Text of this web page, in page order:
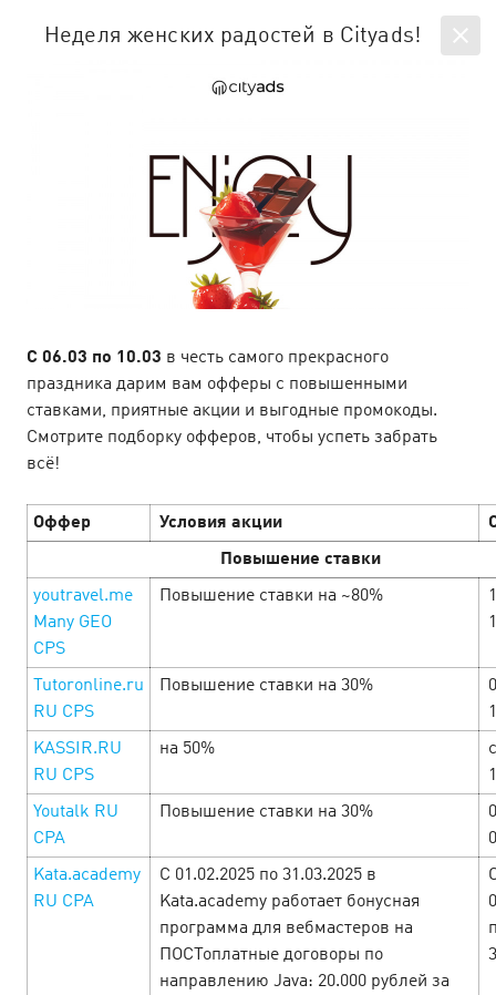
SIGN IN
Company news & articles
E-com офферы на летней волне
June’25
С 1 по 30 июня балансируем между золотым загаром и
золотыми цифрами. Лето манит на пляж, а каталог
Cityads — на щедрые ставки, бонусы и уникальные
промокоды. Сёрфь по офферам и прокачи…
LEARN MORE
Неделя женских радостей в Cityads!
С 06.03 по 10.03 в честь самого прекрасного
праздника дарим вам офферы с повышенными
ставками, приятные акции и выгодные промокоды.
Смотрите подборку офферов, чтобы успеть забрать
всё!
Оффер Условия акции
Повышение ставки
youtravel.me
Many GEO
CPS
Повышение ставки на ~80%
Tutoronline.ru
RU CPS
Повышение ставки на 30%
KASSIR.RU
RU CPS
на 50%
Youtalk RU
CPA
Повышение ставки на 30%
Kata.academy
RU CPA
С 01.02.2025 по 31.03.2025 в
Kata.academy работает бонусная
программа для вебмастеров на
ПОСТоплатные договоры по
направлению Java: 20.000 рублей за